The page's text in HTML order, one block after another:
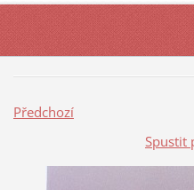
Předchozí
Spustit